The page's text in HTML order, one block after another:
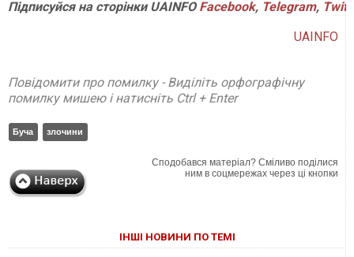
ПідписуйсянасторінкиUAINFO Facebook, Telegram,
UAINFO
Повідомити про помилку - Виділіть орфографічну
помилку мишею і натисніть Ctrl + Enter
Буча злочини
Сподобався матеріал? Сміливо поділися
ним в соцмережах через ці кнопки
ІНШІ НОВИНИ ПО ТЕМІ